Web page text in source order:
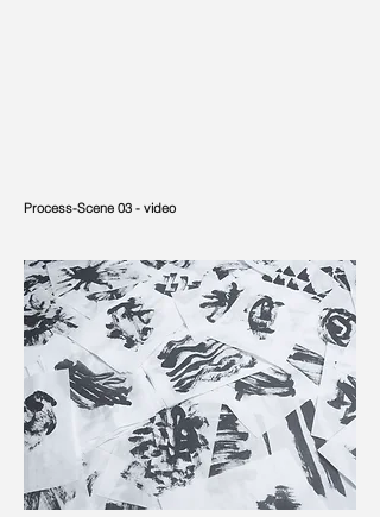
Process-Scene 03 - video